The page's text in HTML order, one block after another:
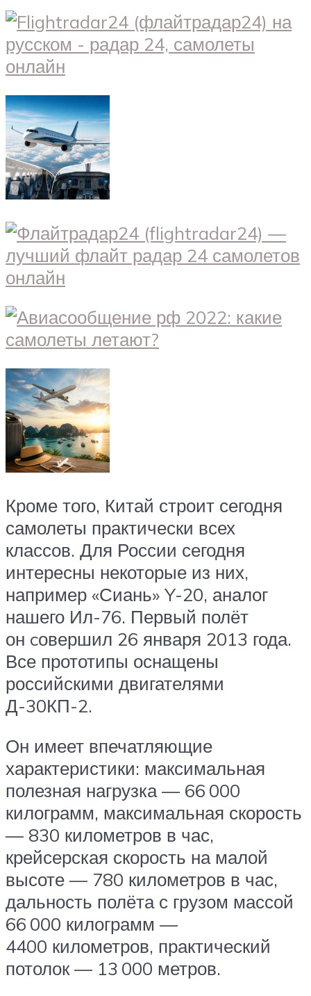
Кроме того, Китай строит сегодня
самолеты практически всех
классов. Для России сегодня
интересны некоторые из них,
например «Сиань» Y-20, аналог
нашего Ил-76. Первый полёт
он cовершил 26 января 2013 года.
Все прототипы оснащены
российскими двигателями
Д-30КП-2.
Он имеет впечатляющие
характеристики: максимальная
полезная нагрузка — 66 000
килограмм, максимальная скорость
— 830 километров в час,
крейсерская скорость на малой
высоте — 780 километров в час,
дальность полёта с грузом массой
66 000 килограмм —
4400 километров, практический
потолок — 13 000 метров.